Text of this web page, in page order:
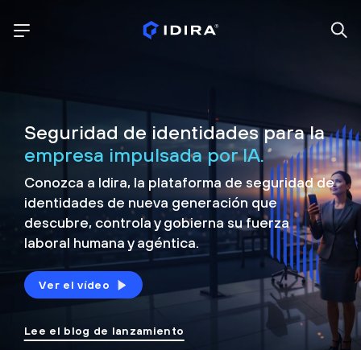
Seguridad de identidades para la
empresa impulsada por IA.
Conozca a Idira, la plataforma de seguridad de
identidades de nueva generación que
descubre, controla ygobierna su fuerza
laboral humana y agéntica.
Ver el vídeo
Lee el blog de lanzamiento